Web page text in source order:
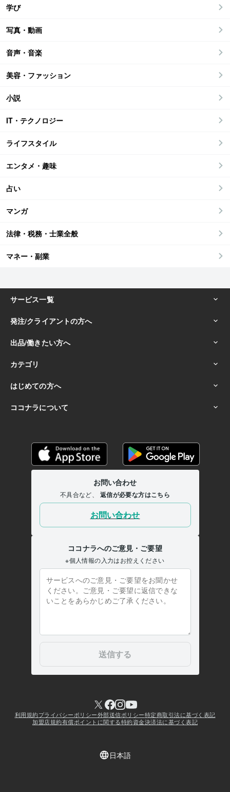
学び
写真・動画
音声・音楽
美容・ファッション
小説
IT・テクノロジー
ライフスタイル
エンタメ・趣味
占い
マンガ
法律・税務・士業全般
マネー・副業